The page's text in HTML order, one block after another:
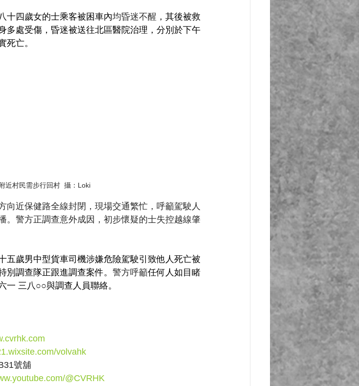
十四歲女的士乘客被困車內均昏迷不醒 ，其後被救
多處受傷，昏迷被送往北區醫院治理，分別於下午
死亡。
近村民需步行回村  攝：Loki
向近保健路全線封閉，現場交通繁忙，呼籲駕駛人
。警方正調查意外成因，初步懷疑的士失控越線肇
五歲男中型貨車司機涉嫌危險駕駛引致他人死亡被
別調查隊正跟進調查案件。 警方呼籲任何人如目睹
一 三八○○與調查人員聯絡。
volvahk
號舖
@CVRHK